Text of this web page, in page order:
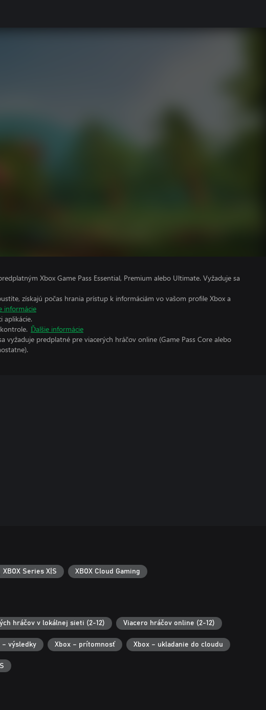
Xbox Game Pass Essential, Premium alebo Ultimate. Vyžaduje sa
získajú počas hrania prístup k informáciám vo vašom profile Xbox a
informácie
aplikácie.
Ďalšie informácie
vyžaduje predplatné pre viacerých hráčov online (Game Pass Core alebo
XBOX Series X|S XBOX Cloud Gaming
hráčov v lokálnej sieti (2-12) Viacero hráčov online (2-12)
– výsledky Xbox – prítomnosť Xbox – ukladanie do cloudu